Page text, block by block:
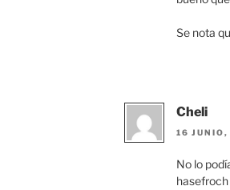
Se nota
Cheli
16
No lo